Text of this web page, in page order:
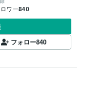
ワー840
フォロー840